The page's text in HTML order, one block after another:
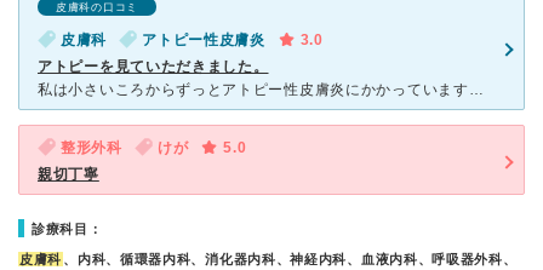
皮膚科の口コミ
皮膚科 アトピー性皮膚炎
3.0
アトピーを見ていただきました。
私は小さいころからずっとアトピー性皮膚炎にかかっています。 今回、大学院進学のため岩手から札幌に来ました。 小さいころからかかっていた地元の皮膚科さんに、こちらの皮膚科を紹介していただきました。
整形外科 けが
5.0
親切丁寧
診療科目：
皮膚科 、内科、循環器内科、消化器内科、神経内科、血液内科、呼吸器外科、